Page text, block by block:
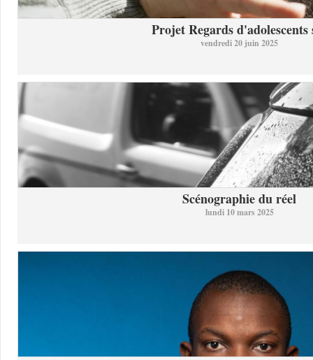
Projet Regards d'adolescents
vendredi 20 juin 2025
Scénographie du réel
lundi 10 mars 2025